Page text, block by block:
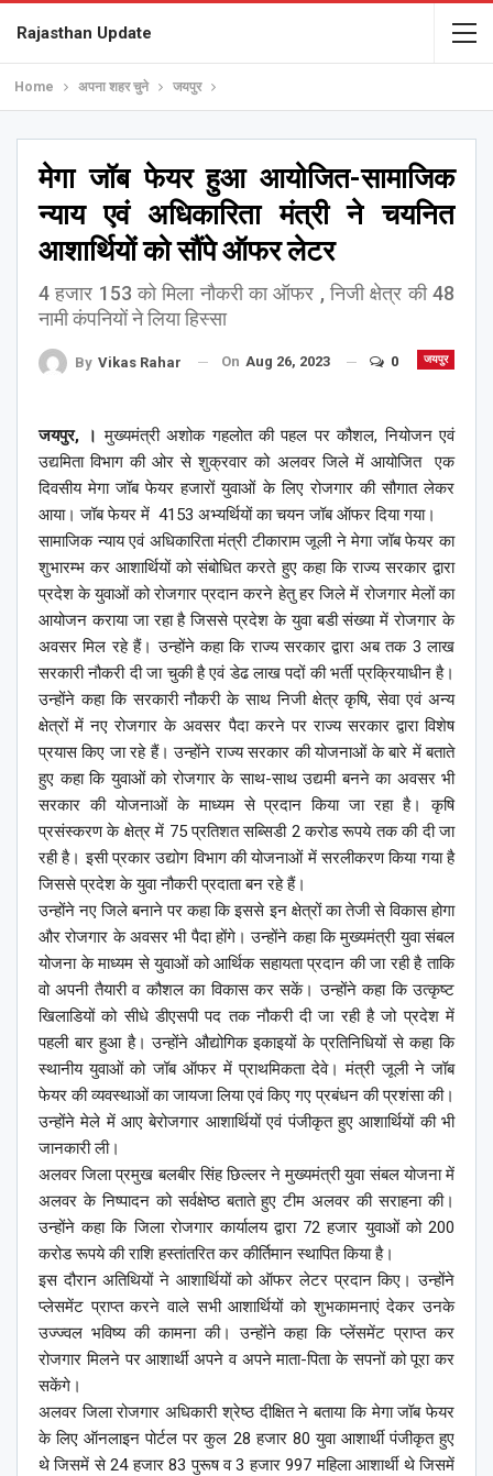
Rajasthan Update
Home अपना शहर चुने जयपुर
मेगा जॉब फेयर हुआ आयोजित-सामाजिक
न्याय एवं अधिकारिता मंत्री ने चयनित
आशार्थियों को सौंपे ऑफर लेटर
4 हजार 153 को मिला नौकरी का ऑफर , निजी क्षेत्र की 48
नामी कंपनियों ने लिया हिस्सा
जयपुर
By Vikas Rahar On Aug 26, 2023 0
जयपुर, । मुख्यमंत्री अशोक गहलोत की पहल पर कौशल, नियोजन एवं
उद्यमिता विभाग की ओर से शुक्रवार को अलवर जिले में आयोजित एक
दिवसीय मेगा जॉब फेयर हजारों युवाओं के लिए रोजगार की सौगात लेकर
आया। जॉब फेयर में 4153 अभ्यर्थियों का चयन जॉब ऑफर दिया गया।
सामाजिक न्याय एवं अधिकारिता मंत्री टीकाराम जूली ने मेगा जॉब फेयर का
शुभारम्भ कर आशार्थियों को संबोधित करते हुए कहा कि राज्य सरकार द्वारा
प्रदेश के युवाओं को रोजगार प्रदान करने हेतु हर जिले में रोजगार मेलों का
आयोजन कराया जा रहा है जिससे प्रदेश के युवा बडी संख्या में रोजगार के
अवसर मिल रहे हैं। उन्होंने कहा कि राज्य सरकार द्वारा अब तक 3 लाख
सरकारी नौकरी दी जा चुकी है एवं डेढ लाख पदों की भर्ती प्रक्रियाधीन है।
उन्होंने कहा कि सरकारी नौकरी के साथ निजी क्षेत्र कृषि, सेवा एवं अन्य
क्षेत्रों में नए रोजगार के अवसर पैदा करने पर राज्य सरकार द्वारा विशेष
प्रयास किए जा रहे हैं। उन्होंने राज्य सरकार की योजनाओं के बारे में बताते
हुए कहा कि युवाओं को रोजगार के साथ-साथ उद्यमी बनने का अवसर भी
सरकार की योजनाओं के माध्यम से प्रदान किया जा रहा है। कृषि
प्रसंस्करण के क्षेत्र में 75 प्रतिशत सब्सिडी 2 करोड रूपये तक की दी जा
रही है। इसी प्रकार उद्योग विभाग की योजनाओं में सरलीकरण किया गया है
जिससे प्रदेश के युवा नौकरी प्रदाता बन रहे हैं।
उन्होंने नए जिले बनाने पर कहा कि इससे इन क्षेत्रों का तेजी से विकास होगा
और रोजगार के अवसर भी पैदा होंगे। उन्होंने कहा कि मुख्यमंत्री युवा संबल
योजना के माध्यम से युवाओं को आर्थिक सहायता प्रदान की जा रही है ताकि
वो अपनी तैयारी व कौशल का विकास कर सकें। उन्होंने कहा कि उत्कृष्ट
खिलाडियों को सीधे डीएसपी पद तक नौकरी दी जा रही है जो प्रदेश में
पहली बार हुआ है। उन्होंने औद्योगिक इकाइयों के प्रतिनिधियों से कहा कि
स्थानीय युवाओं को जॉब ऑफर में प्राथमिकता देवे। मंत्री जूली ने जॉब
फेयर की व्यवस्थाओं का जायजा लिया एवं किए गए प्रबंधन की प्रशंसा की।
उन्होंने मेले में आए बेरोजगार आशार्थियों एवं पंजीकृत हुए आशार्थियों की भी
जानकारी ली।
अलवर जिला प्रमुख बलबीर सिंह छिल्लर ने मुख्यमंत्री युवा संबल योजना में
अलवर के निष्पादन को सर्वक्षेष्ठ बताते हुए टीम अलवर की सराहना की।
उन्होंने कहा कि जिला रोजगार कार्यालय द्वारा 72 हजार युवाओं को 200
करोड रूपये की राशि हस्तांतरित कर कीर्तिमान स्थापित किया है।
इस दौरान अतिथियों ने आशार्थियों को ऑफर लेटर प्रदान किए। उन्होंने
प्लेसमेंट प्राप्त करने वाले सभी आशार्थियों को शुभकामनाएं देकर उनके
उज्ज्वल भविष्य की कामना की। उन्होंने कहा कि प्लेंसमेंट प्राप्त कर
रोजगार मिलने पर आशार्थी अपने व अपने माता-पिता के सपनों को पूरा कर
सकेंगे।
अलवर जिला रोजगार अधिकारी श्रेष्ठ दीक्षित ने बताया कि मेगा जॉब फेयर
के लिए ऑनलाइन पोर्टल पर कुल 28 हजार 80 युवा आशार्थी पंजीकृत हुए
थे जिसमें से 24 हजार 83 पुरूष व 3 हजार 997 महिला आशार्थी थे जिसमें